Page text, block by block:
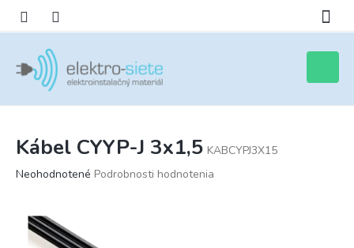
obsah
košík
Kábel CYYP-J 3x1,5 KABCYPJ3X15
Priemerné
0,0
Neohodnotené Podrobnosti hodnotenia